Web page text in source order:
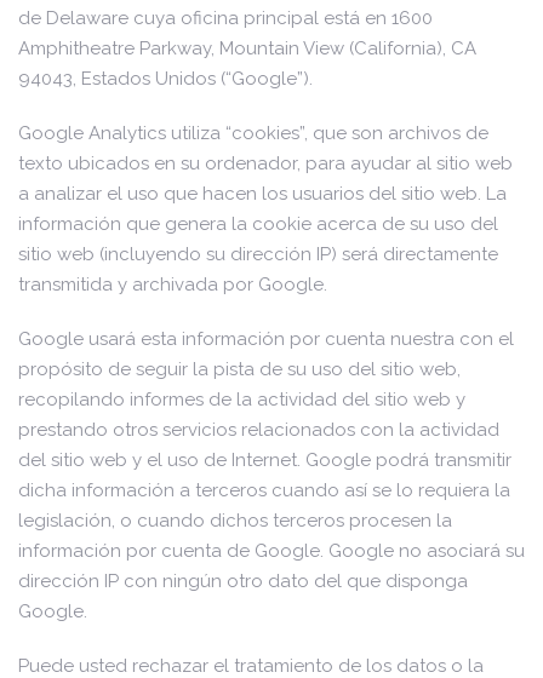
de Delaware cuya oficina principal está en 1600
Amphitheatre Parkway, Mountain View (California), CA
94043, Estados Unidos (“Google”).
Google Analytics utiliza “cookies”, que son archivos de
texto ubicados en su ordenador, para ayudar al sitio web
a analizar el uso que hacen los usuarios del sitio web. La
información que genera la cookie acerca de su uso del
sitio web (incluyendo su dirección IP) será directamente
transmitida y archivada por Google.
Google usará esta información por cuenta nuestra con el
propósito de seguir la pista de su uso del sitio web,
recopilando informes de la actividad del sitio web y
prestando otros servicios relacionados con la actividad
del sitio web y el uso de Internet. Google podrá transmitir
dicha información a terceros cuando así se lo requiera la
legislación, o cuando dichos terceros procesen la
información por cuenta de Google. Google no asociará su
dirección IP con ningún otro dato del que disponga
Google.
Puede usted rechazar el tratamiento de los datos o la